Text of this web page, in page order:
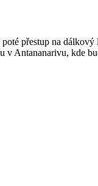
přestup na dálkový
v Antananarivu, kde